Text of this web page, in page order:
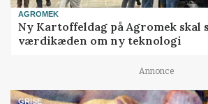
AGROMEK
Ny Kartoffeldag på Agromek skal
værdikæden om ny teknologi
Annonce
GRISE